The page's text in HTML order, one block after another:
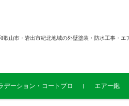
歌山市・岩出市紀北地域の外壁塗装・防水工事・エ
デーション・コートプロ エアー鉋